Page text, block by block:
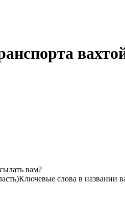
вам?
Ключевые слова в названии